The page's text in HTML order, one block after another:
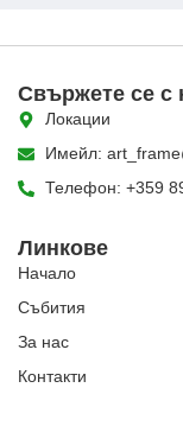
Линкове
Начало
Събития
За нас
Контакти
Свържете се с
Локации
Имейл:
Телефон: +359